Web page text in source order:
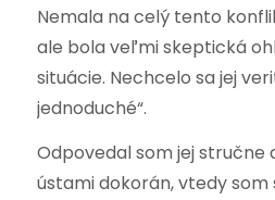
Nemala na celý tento
ale bola veľmi skeptická
situácie. Nechcelo sa jej
jednoduché“.
Odpovedal som jej stručne
ústami dokorán, vtedy som